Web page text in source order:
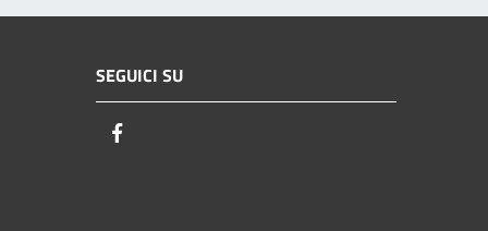
SEGUICI SU